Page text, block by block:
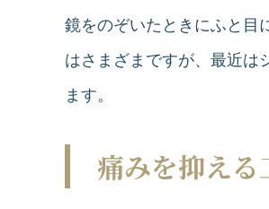
鏡をのぞいたときにふと目
はさまざまですが、最近は
ます。
痛みを抑え